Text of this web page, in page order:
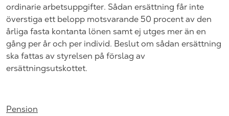
ordinarie arbetsuppgifter. Sådan ersättning får inte
överstiga ett belopp motsvarande 50 procent av den
årliga fasta kontanta lönen samt ej utges mer än en
gång per år och per individ. Beslut om sådan ersättning
ska fattas av styrelsen på förslag av
ersättningsutskottet.
Pension